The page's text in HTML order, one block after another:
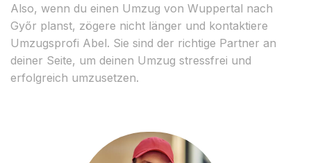
Also, wenn du einen Umzug von Wuppertal nach
Győr planst, zögere nicht länger und kontaktiere
Umzugsprofi Abel. Sie sind der richtige Partner an
deiner Seite, um deinen Umzug stressfrei und
erfolgreich umzusetzen.